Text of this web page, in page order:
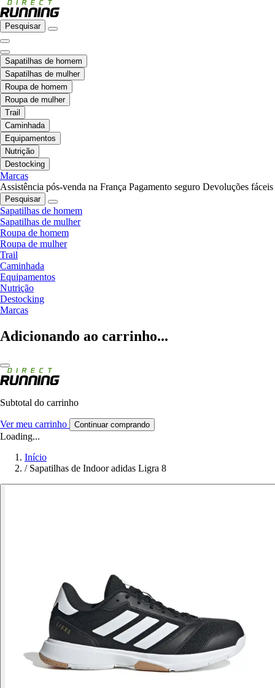
Pesquisar
Sapatilhas de homem
Sapatilhas de mulher
Roupa de homem
Roupa de mulher
Trail
Caminhada
Equipamentos
Nutrição
Destocking
Marcas
Assistência pós-venda na França Pagamento seguro Devoluções fáceis
Pesquisar
Sapatilhas de homem
Sapatilhas de mulher
Roupa de homem
Roupa de mulher
Trail
Caminhada
Equipamentos
Nutrição
Destocking
Marcas
Adicionando ao carrinho...
Subtotal do carrinho
Ver meu carrinho Continuar comprando
Loading...
Início
/ Sapatilhas de Indoor adidas Ligra 8